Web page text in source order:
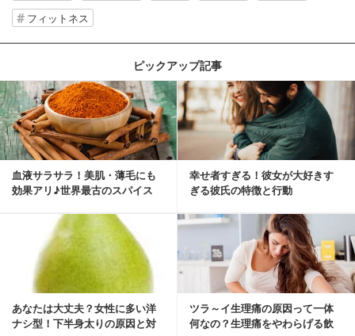
フィットネス
ピックアップ記事
血液サラサラ！美肌・薄毛にも
効果アリ♪世界最古のスパイス
幸せ者すぎる！彼女が大好きす
ぎる彼氏の特徴と行動
あなたは大丈夫？女性に多い洋
ナシ型！下半身太りの原因と対
ツラ～イ生理痛の原因って一体
何なの？生理痛をやわらげる飲